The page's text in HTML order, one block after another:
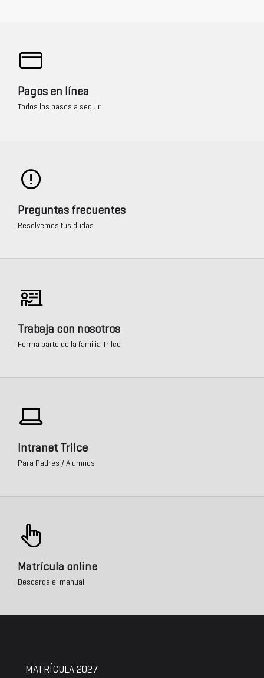
Pagos en línea
Todos los pasos a seguir
Preguntas frecuentes
Resolvemos tus dudas
Trabaja con nosotros
Forma parte de la familia Trilce
Intranet Trilce
Para Padres / Alumnos
Matrícula online
Descarga el manual
MATRÍCULA 2027